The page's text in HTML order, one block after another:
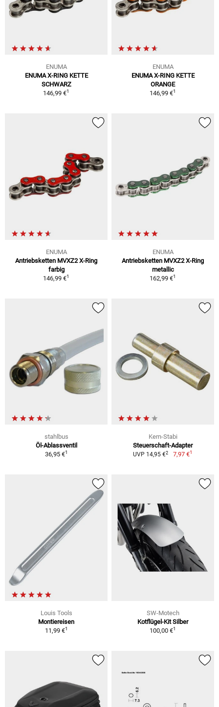
ENUMA
ENUMA X-RING KETTE
SCHWARZ
146,99 €1
ENUMA
ENUMA X-RING KETTE
ORANGE
146,99 €1
ENUMA
Antriebsketten MVXZ2 X-Ring
farbig
146,99 €1
ENUMA
Antriebsketten MVXZ2 X-Ring
metallic
162,99 €1
stahlbus
Öl-Ablassventil
36,95 €1
Kern-Stabi
Steuerschaft-Adapter
UVP 14,95 €2 7,97 €1
Louis Tools
Montiereisen
11,99 €1
SW-Motech
Kotflügel-Kit Silber
100,00 €1